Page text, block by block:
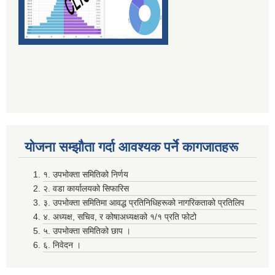
योजना सम्झाैता गर्दा आवश्यक पर्ने कागजातहरू
१. उपभोक्ता समितिको निर्णय
२. वडा कार्यालयको सिफारिस
३. उपभोक्ता समितिमा आवद्ध प्रतिनिधिहरूको नागरिकताको प्रतिलिप
४. अध्यक्ष, सचिव, र कोषाअध्यक्षको १/१ प्रति फोटो
५. उपभोक्ता समितिको छाप ।
६. निवेदन ।